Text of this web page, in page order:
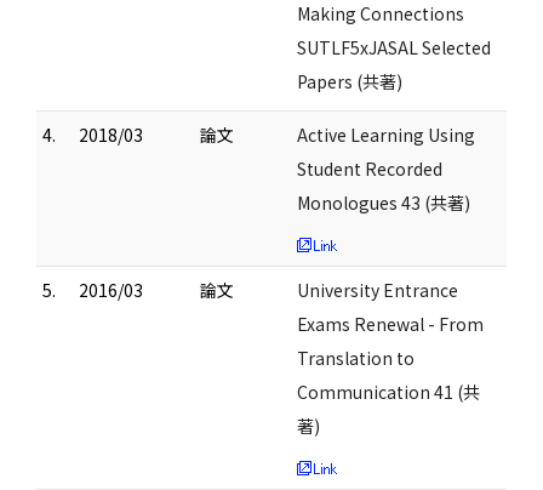
Making Connections
SUTLF5xJASAL Selected
Papers (共著)
4. 2018/03 論文
Active Learning Using
Student Recorded
Monologues 43 (共著)
5. 2016/03 論文
University Entrance
Exams Renewal - From
Translation to
Communication 41 (共
著)